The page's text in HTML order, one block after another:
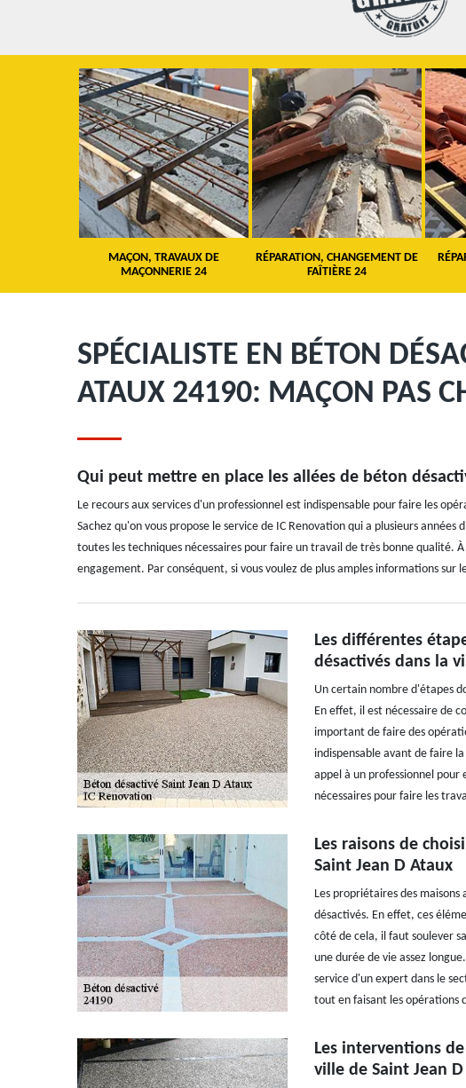
MAÇON, TRAVAUX DE
MAÇONNERIE 24
RÉPARATION, CHANGEMENT DE
FAÎTIÈRE 24
SPÉCIALISTE EN BÉTON
ATAUX 24190: MAÇON PAS
Qui peut mettre en place les allées de béton
Le recours aux services d'un professionnel est indispensable pour faire les
Sachez qu'on vous propose le service de IC Renovation qui a plusieurs
toutes les techniques nécessaires pour faire un travail de très bonne qualité.
engagement. Par conséquent, si vous voulez de plus amples informations sur
Les différentes
désactivés dans la
Un certain nombre d'étapes
En effet, il est nécessaire de
important de faire des
indispensable avant de faire
appel à un professionnel
nécessaires pour faire les
Les raisons de
Saint Jean D Ataux
Les propriétaires des
désactivés. En effet, ces
côté de cela, il faut soulever
une durée de vie assez
service d'un expert dans le
tout en faisant les opérations
Les interventions
ville de Saint Jean